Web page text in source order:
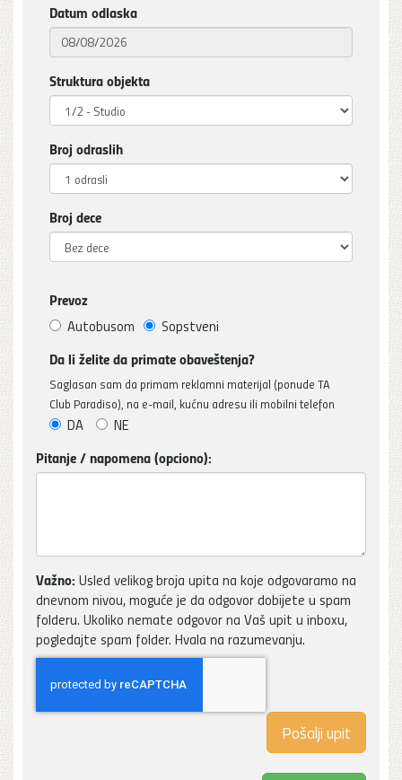
Datum odlaska
Struktura objekta
Broj odraslih
Broj dece
Prevoz
Autobusom Sopstveni
Da li želite da primate obaveštenja?
Saglasan sam da primam reklamni materijal (ponude TA
Club Paradiso), na e-mail, kućnu adresu ili mobilni telefon
DA NE
Pitanje / napomena (opciono):
Važno: Usled velikog broja upita na koje odgovaramo na
dnevnom nivou, moguće je da odgovor dobijete u spam
folderu. Ukoliko nemate odgovor na Vaš upit u inboxu,
pogledajte spam folder. Hvala na razumevanju.